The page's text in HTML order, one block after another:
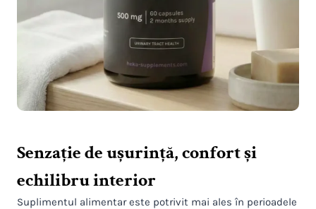
Senzație de ușurință, confort și
echilibru interior
Suplimentul alimentar este potrivit mai ales în perioadele